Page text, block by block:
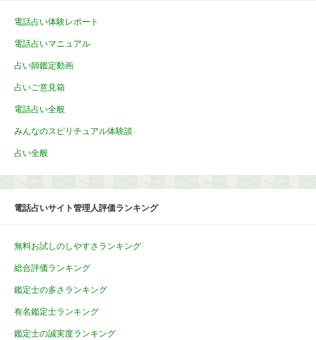
電話占い体験レポート
電話占いマニュアル
占い師鑑定動画
占いご意見箱
電話占い全般
みんなのスピリチュアル体験談
占い全般
電話占いサイト管理人評価ランキング
無料お試しのしやすさランキング
総合評価ランキング
鑑定士の多さランキング
有名鑑定士ランキング
鑑定士の誠実度ランキング